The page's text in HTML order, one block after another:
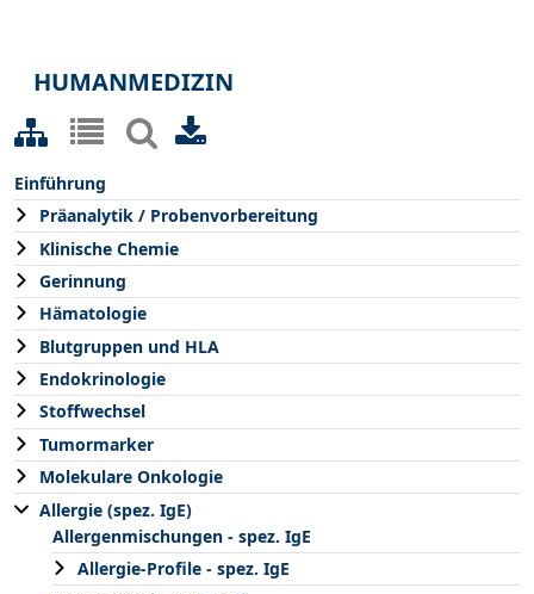
HUMANMEDIZIN
Einführung
Präanalytik / Probenvorbereitung
Klinische Chemie
Gerinnung
Hämatologie
Blutgruppen und HLA
Endokrinologie
Stoffwechsel
Tumormarker
Molekulare Onkologie
Allergie (spez. IgE)
Allergenmischungen - spez. IgE
Allergie-Profile - spez. IgE